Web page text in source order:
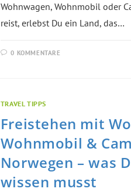
Wohnwagen, Wohnmobil oder
reist, erlebst Du ein Land, das…
0 KOMMENTARE
TRAVEL TIPPS
Freistehen mit
Wohnmobil &
Norwegen – was
wissen musst